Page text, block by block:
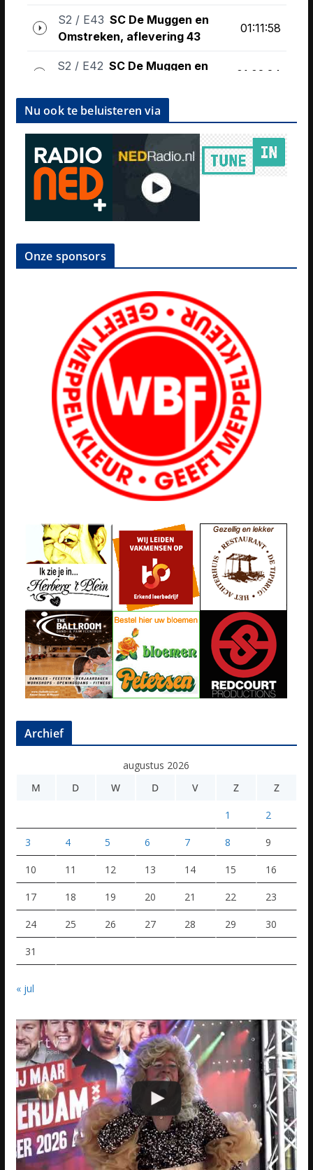
Nu ook te beluisteren via
Onze sponsors
Archief
augustus 2026
M
D W D V Z Z
1 2
3 4 5 6 7 8 9
10 11 12 13 14 15 16
17 18 19 20 21 22 23
24 25 26 27 28 29 30
31
« jul